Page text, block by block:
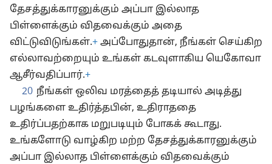
தேசத்துக்காரனுக்கும் அப்பா இல்லாத
பிள்ளைக்கும் விதவைக்கும் அதை
விட்டுவிடுங்கள்.+ அப்போதுதான், நீங்கள் செய்கிற
எல்லாவற்றையும் உங்கள் கடவுளாகிய யெகோவா
ஆசீர்வதிப்பார்.+
20 நீங்கள் ஒலிவ மரத்தைத் தடியால் அடித்து
பழங்களை உதிர்த்தபின், உதிராததை
உதிர்ப்பதற்காக மறுபடியும் போகக் கூடாது.
உங்களோடு வாழ்கிற மற்ற தேசத்துக்காரனுக்கும்
அப்பா இல்லாத பிள்ளைக்கும் விதவைக்கும்